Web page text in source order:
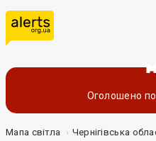
Оголошено
Мапа світла Чернігівська